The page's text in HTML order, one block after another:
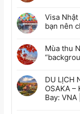
Visa
bạn nên
Mùa thu
DU LỊCH
OSAKA –
Bay: